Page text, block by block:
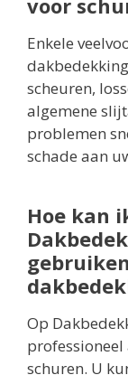
voor
Enkele
scheuren,
algemene
problemen
schade aan
Hoe kan
Op
schuren. U